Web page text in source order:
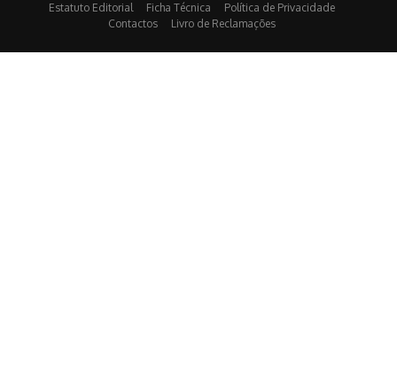
Estatuto Editorial
Ficha Técnica
Política de Privacidade
Contactos
Livro de Reclamações